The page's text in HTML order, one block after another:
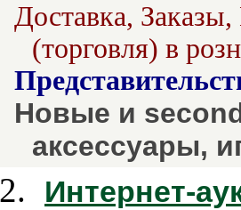
Доставка,
(торговля) в
Новые и
аксессуары,
2. Интернет-